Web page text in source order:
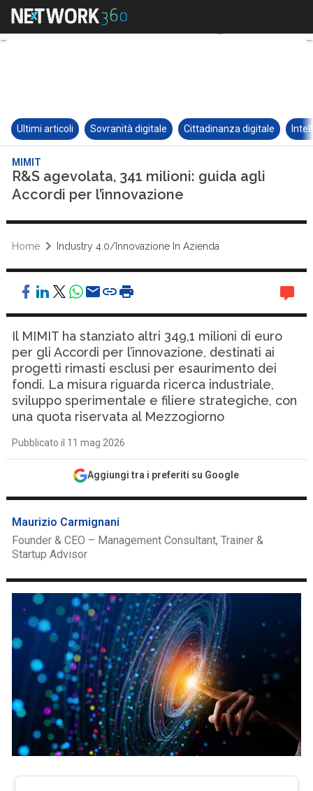
Ultimi articoli Sovranità digitale Cittadinanza digitale
MIMIT
R&S agevolata, 341 milioni: guida agli
Accordi per l’innovazione
Home Industry 4.0/Innovazione In Azienda
Il MIMIT ha stanziato altri 349,1 milioni di euro
per gli Accordi per l’innovazione, destinati ai
progetti rimasti esclusi per esaurimento dei
fondi. La misura riguarda ricerca industriale,
sviluppo sperimentale e filiere strategiche, con
una quota riservata al Mezzogiorno
Pubblicato il 11 mag 2026
Aggiungi tra i preferiti su Google
Maurizio Carmignani
Founder & CEO – Management Consultant, Trainer &
Startup Advisor